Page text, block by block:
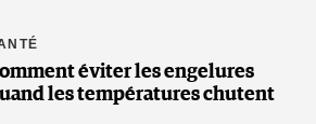
éviter les engelures
les températures chutent